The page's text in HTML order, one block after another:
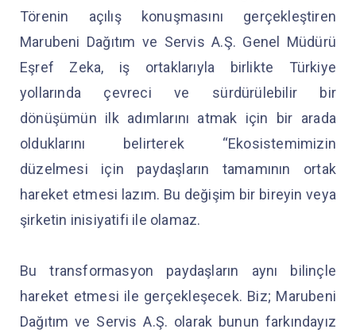
Törenin açılış konuşmasını gerçekleştiren
Marubeni Dağıtım ve Servis A.Ş. Genel Müdürü
Eşref Zeka, iş ortaklarıyla birlikte Türkiye
yollarında çevreci ve sürdürülebilir bir
dönüşümün ilk adımlarını atmak için bir arada
olduklarını belirterek “Ekosistemimizin
düzelmesi için paydaşların tamamının ortak
hareket etmesi lazım. Bu değişim bir bireyin veya
şirketin inisiyatifi ile olamaz.
Bu transformasyon paydaşların aynı bilinçle
hareket etmesi ile gerçekleşecek. Biz; Marubeni
Dağıtım ve Servis A.Ş. olarak bunun farkındayız